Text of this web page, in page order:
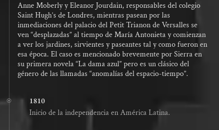
Anne Moberly y Eleanor Jourdain, responsables del colegio
Saint Hugh’s de Londres, mientras pasean por las
inmediaciones del palacio del Petit Trianon de Versalles se
ven “desplazadas” al tiempo de María Antonieta y comienzan
a ver los jardines, sirvientes y paseantes tal y como fueron en
esa época. El caso es mencionado brevemente por Sierra en
su primera novela “La dama azul” pero es un clásico del
género de las llamadas “anomalías del espacio-tiempo”.
1810
Inicio de la independencia en América Latina.